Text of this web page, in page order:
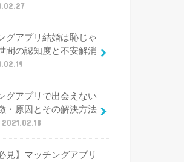
グアプリ結婚は恥じゃ
間の認知度と不安解消
グアプリで出会えない
・原因とその解決方法
2021.02.18
見】マッチングアプリ